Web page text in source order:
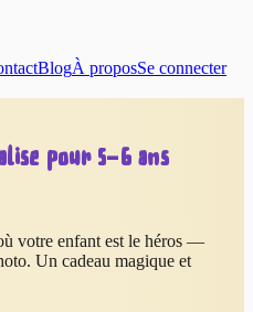
BlogÀ proposSe connecter
pour 5–6 ans
votre enfant est le héros —
Un cadeau magique et